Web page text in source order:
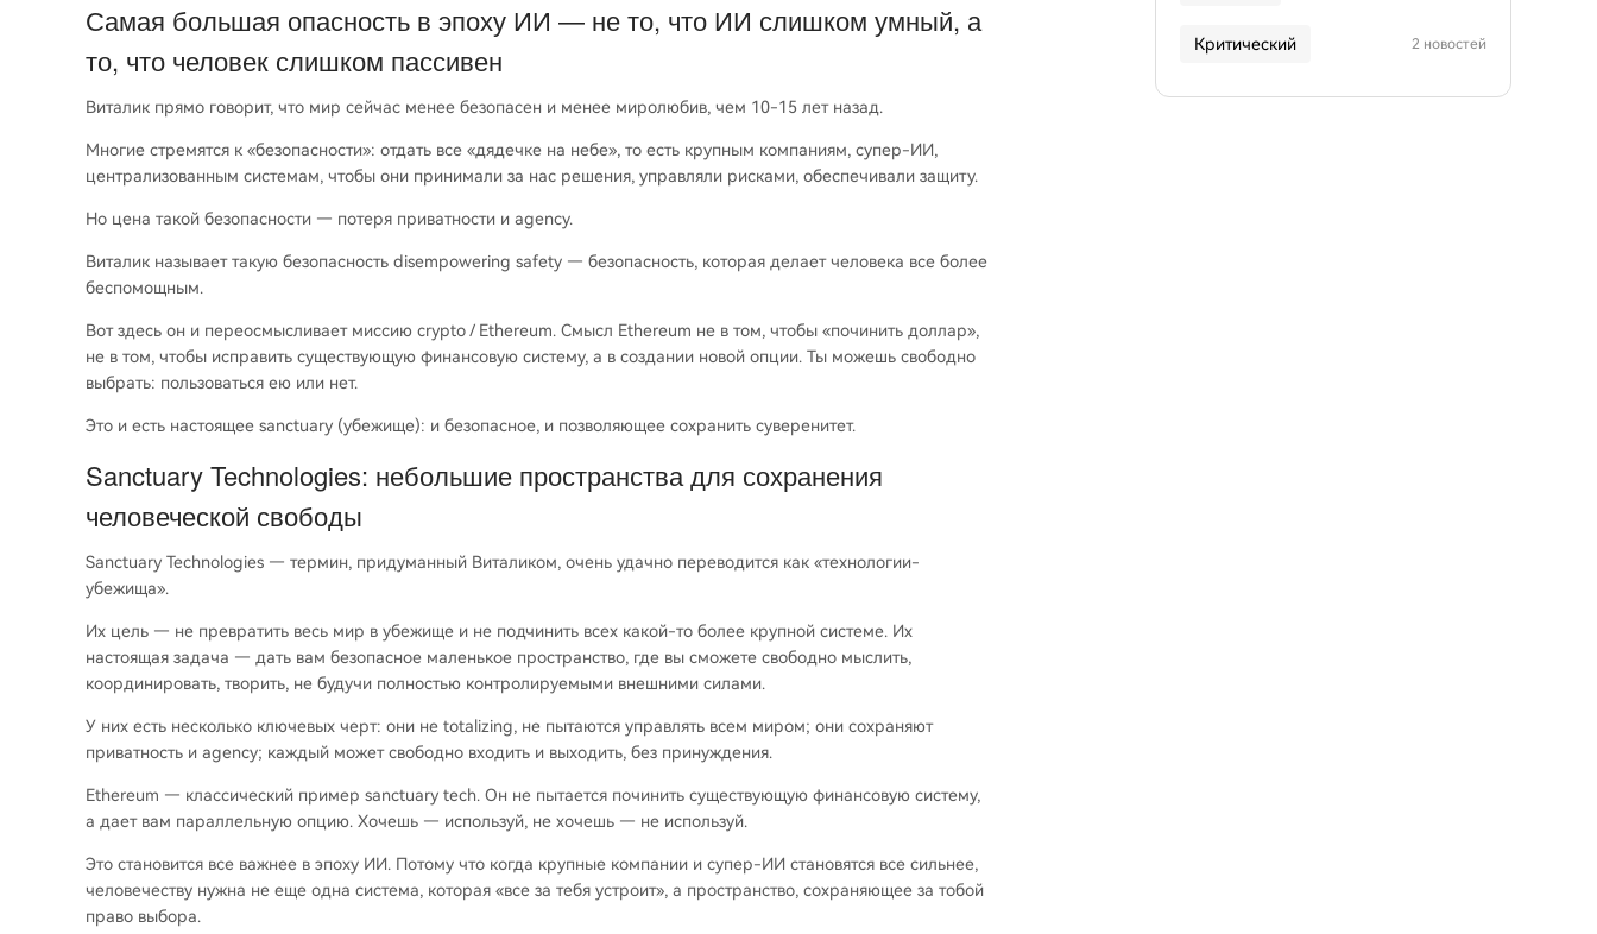
Самая большая опасность в эпоху ИИ — не то, что ИИ слишком умный, а
то, что человек слишком пассивен
Виталик прямо говорит, что мир сейчас менее безопасен и менее миролюбив, чем 10-15 лет назад.
Многие стремятся к «безопасности»: отдать все «дядечке на небе», то есть крупным компаниям, супер-ИИ,
централизованным системам, чтобы они принимали за нас решения, управляли рисками, обеспечивали защиту.
Но цена такой безопасности — потеря приватности и agency.
Виталик называет такую безопасность disempowering safety — безопасность, которая делает человека все более
беспомощным.
Вот здесь он и переосмысливает миссию crypto / Ethereum. Смысл Ethereum не в том, чтобы «починить доллар»,
не в том, чтобы исправить существующую финансовую систему, а в создании новой опции. Ты можешь свободно
выбрать: пользоваться ею или нет.
Это и есть настоящее sanctuary (убежище): и безопасное, и позволяющее сохранить суверенитет.
Sanctuary Technologies: небольшие пространства для сохранения
человеческой свободы
Sanctuary Technologies — термин, придуманный Виталиком, очень удачно переводится как «технологии-
убежища».
Их цель — не превратить весь мир в убежище и не подчинить всех какой-то более крупной системе. Их
настоящая задача — дать вам безопасное маленькое пространство, где вы сможете свободно мыслить,
координировать, творить, не будучи полностью контролируемыми внешними силами.
У них есть несколько ключевых черт: они не totalizing, не пытаются управлять всем миром; они сохраняют
приватность и agency; каждый может свободно входить и выходить, без принуждения.
Ethereum — классический пример sanctuary tech. Он не пытается починить существующую финансовую систему,
а дает вам параллельную опцию. Хочешь — используй, не хочешь — не используй.
Это становится все важнее в эпоху ИИ. Потому что когда крупные компании и супер-ИИ становятся все сильнее,
человечеству нужна не еще одна система, которая «все за тебя устроит», а пространство, сохраняющее за тобой
право выбора.
Критический 2 новостей